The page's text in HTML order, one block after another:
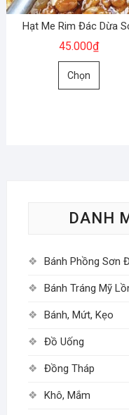
chọn
trên
trang
sản
Hạt Me Rim Đác Dừa
45.000₫
Chọn
Sản
chọn
được
chọn
trang
DANH
Bánh Phồng Sơn
Bánh Tráng Mỹ
Bánh, Mứt, Kẹo
Đồ Uống
Đồng Tháp
Khô, Mắm